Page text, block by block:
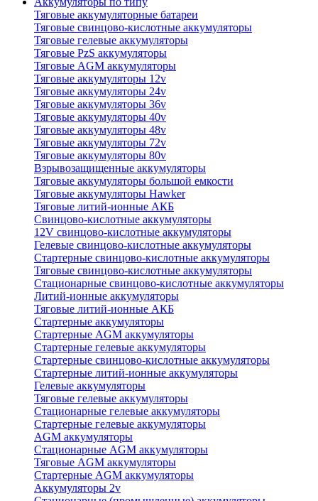
Тяговые аккумуляторные батареи
Тяговые свинцово-кислотные аккумуляторы
Тяговые гелевые аккумуляторы
Тяговые PzS аккумуляторы
Тяговые AGM аккумуляторы
Тяговые аккумуляторы 12v
Тяговые аккумуляторы 24v
Тяговые аккумуляторы 36v
Тяговые аккумуляторы 40v
Тяговые аккумуляторы 48v
Тяговые аккумуляторы 72v
Тяговые аккумуляторы 80v
Взрывозащищенные аккумуляторы
Тяговые аккумуляторы большой емкости
Тяговые аккумуляторы Hawker
Тяговые литий-ионные АКБ
Свинцово-кислотные аккумуляторы
12V свинцово-кислотные аккумуляторы
Гелевые свинцово-кислотные аккумуляторы
Стартерные свинцово-кислотные аккумуляторы
Тяговые свинцово-кислотные аккумуляторы
Стационарные свинцово-кислотные аккумуляторы
Литий-ионные аккумуляторы
Тяговые литий-ионные АКБ
Стартерные аккумуляторы
Стартерные AGM аккумуляторы
Стартерные гелевые аккумуляторы
Стартерные свинцово-кислотные аккумуляторы
Стартерные литий-ионные аккумуляторы
Гелевые аккумуляторы
Тяговые гелевые аккумуляторы
Стационарные гелевые аккумуляторы
Стартерные гелевые аккумуляторы
AGM аккумуляторы
Стационарные AGM аккумуляторы
Тяговые AGM аккумуляторы
Стартерные AGM аккумуляторы
Аккумуляторы 2v